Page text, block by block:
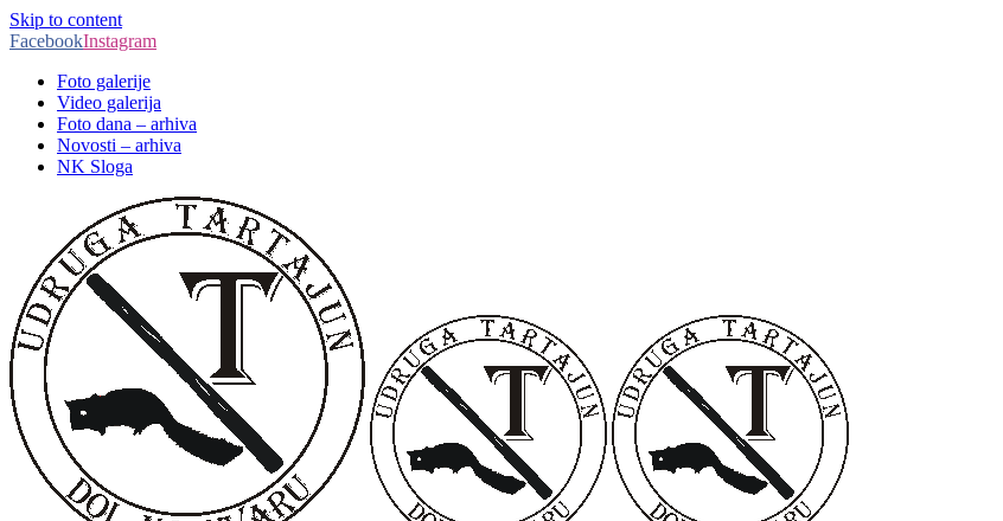
Skip to content
FacebookInstagram
Foto galerije
Video galerija
Foto dana – arhiva
Novosti – arhiva
NK Sloga